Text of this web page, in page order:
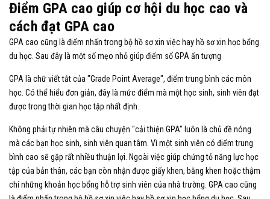
Điểm GPA cao giúp cơ hội du học cao và
cách đạt GPA cao
GPA cao cũng là điểm nhấn trong bộ hồ sơ xin việc hay hồ sơ xin học bổng
du học. Sau đây là một số mẹo nhỏ giúp điểm số GPA ấn tượng
GPA là chữ viết tắt của "Grade Point Average", điểm trung bình các môn
học. Có thể hiểu đơn giản, đây là mức điểm mà một học sinh, sinh viên đạt
được trong thời gian học tập nhất định.
Không phải tự nhiên mà câu chuyện "cải thiện GPA" luôn là chủ đề nóng
mà các bạn học sinh, sinh viên quan tâm. Vì một sinh viên có điểm trung
bình cao sẽ gặp rất nhiều thuận lợi. Ngoài việc giúp chứng tỏ năng lực học
tập của bản thân, các bạn còn nhận được giấy khen, bằng khen hoặc thậm
chí những khoản học bổng hỗ trợ sinh viên của nhà trường. GPA cao cũng